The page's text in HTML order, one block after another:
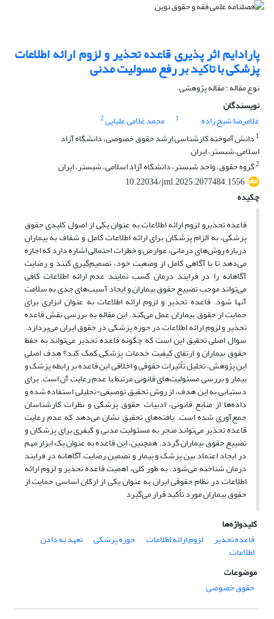
پارادایم اثر پذیری قاعده تحذیر و لزوم ارائه اطلاعات
پزشکی با تاکید بر رفع مسولیت مدنی
نوع مقاله : مقاله پژوهشی
نویسندگان
غلامرضا شیخ زاده
1 محمد غلامی علیایی2
1 دانش آموخته کارشناسی ارشد حقوق خصوصی، دانشگاه آزاد
اسلامی،شبستر، ایران
2گروه حقوق، واحد شبستر، ‌دانشگاه آزاد اسلامی، شبستر، ایران
10.22034/jml.2025.2077484.1556
چکیده
قاعده تحذیرو لزوم ارائه اطلاعات به عنوان یکی از اصول کلیدی حقوق
پزشکی، به الزام پزشکان برای ارائه اطلاعات کامل و شفاف به بیماران
درباره روش‌های درمانی، عوارض و خطرات احتمالی اشاره دارد که اجازه
می‌دهد تا با آگاهی کامل از وضعیت خود، تصمیم‌گیری کنند و رضایت
آگاهانه را در فرایند درمان کسب نمایند عدم ارائه اطلاعات کافی
می‌تواند موجب تضییع حقوق بیماران و ایجاد آسیب‌های جدی به سلامت
آنها شود. قاعده تحذیر و لزوم ارائه اطلاعات به عنوان ابزاری برای
حمایت از حقوق بیماران عمل می‌کند. این مقاله به بررسی نقش قاعده
تحذیر و لزوم ارائه اطلاعات در حوزه پزشکی در حقوق ایران می‌پردازد.
سوال اصلی تحقیق این است که چگونه قاعده تحذیر می‌تواند به حفظ
حقوق بیماران و ارتقای کیفیت خدمات پزشکی کمک کند؟ هدف اصلی
این پژوهش، تحلیل تأثیرات حقوقی و اخلاقی این قاعده بر رابطه پزشک و
بیمار و بررسی مسئولیت‌های قانونی مرتبط با عدم رعایت آن است. برای
دستیابی به این هدف، از روش تحقیق توصیفی-تحلیلی استفاده شده و
داده‌ها از منابع قانونی، ادبیات حقوق پزشکی و نظرات کارشناسان
جمع‌آوری شده است. یافته‌های تحقیق نشان می‌دهد که عدم رعایت
قاعده تحذیر می‌تواند منجر به مسئولیت مدنی و کیفری برای پزشکان و
تضییع حقوق بیماران گردد. همچنین، این قاعده به عنوان یک ابزار مهم
در ایجاد اعتماد بین پزشک و بیمار و تضمین رضایت آگاهانه در فرایند
درمان شناخته می‌شود. به طور کلی، اهمیت قاعده تحذیر و لزوم ارائه
اطلاعات در نظام حقوقی ایران به عنوان یکی از ارکان اساسی حمایت از
حقوق بیماران مورد تأکید قرار می‌گیرد
کلیدواژه‌ها
قاعده تحذیر
لزوم ارائه اطلاعات حوزه پزشکی تعهد به دادن
اطلاعات
موضوعات
حقوق خصوصی